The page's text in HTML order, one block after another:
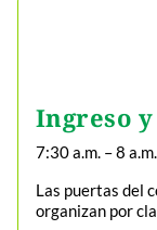
Ingreso
7:30 a.m. – 8 a.m.
Las puertas del
organizan por